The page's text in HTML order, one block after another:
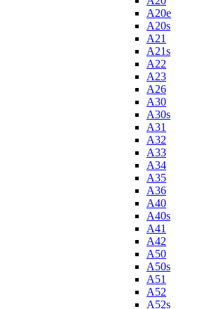
A20e
A20s
A21
A21s
A22
A23
A26
A30
A30s
A31
A32
A33
A34
A35
A36
A40
A40s
A41
A42
A50
A50s
A51
A52
A52s